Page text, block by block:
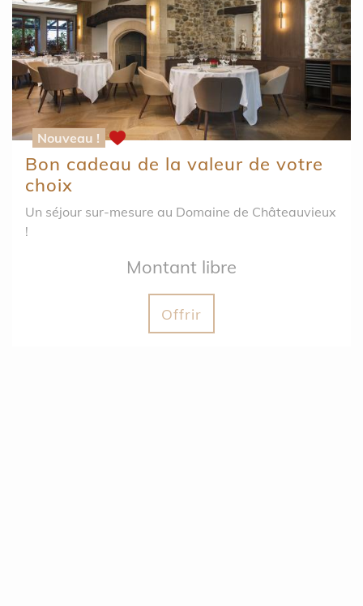
Nouveau !
Bon cadeau de la valeur de votre
choix
Un séjour sur-mesure au Domaine de Châteauvieux
!
Montant libre
Offrir